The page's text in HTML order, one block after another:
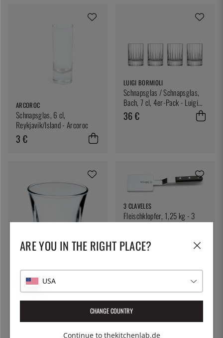
ARCOROC
Schnapsglas, 6 cl,
Reykjavik/Island - Arcoroc
3 €
LUIGI BORMIOLI
Schnapsglas / Schnapsglas,
Bach, 7 cl, 4er-Pack - Luigi
Bormioli
36 €
Schnapsglas Dublino 5,7 cl
3 CLAVELES
Fleischklopfer, 1,25 kg - 3
Claveles
136 €
ARE YOU IN THE RIGHT PLACE?
USA
CHANGE COUNTRY
Continue to thekitchenlab.de